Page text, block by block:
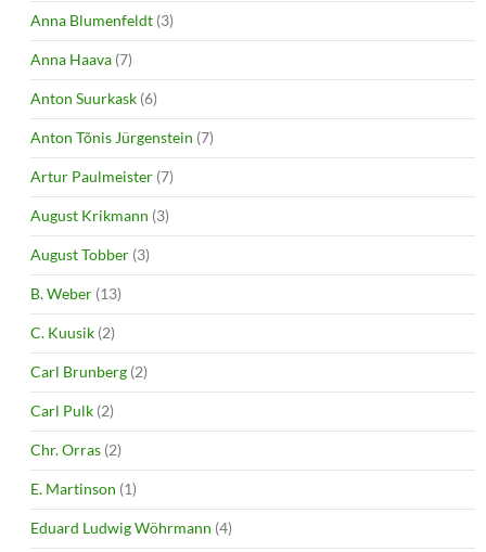
Anna Blumenfeldt (3)
Anna Haava (7)
Anton Suurkask (6)
Anton Tõnis Jürgenstein (7)
Artur Paulmeister (7)
August Krikmann (3)
August Tobber (3)
B. Weber (13)
C. Kuusik (2)
Carl Brunberg (2)
Carl Pulk (2)
Chr. Orras (2)
E. Martinson (1)
Eduard Ludwig Wöhrmann (4)